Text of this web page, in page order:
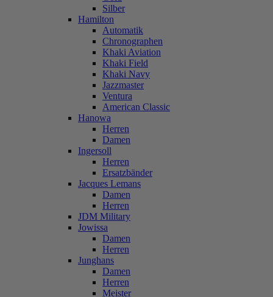
Silber
Hamilton
Automatik
Chronographen
Khaki Aviation
Khaki Field
Khaki Navy
Jazzmaster
Ventura
American Classic
Hanowa
Herren
Damen
Ingersoll
Herren
Ersatzbänder
Jacques Lemans
Damen
Herren
JDM Military
Jowissa
Damen
Herren
Junghans
Damen
Herren
Meister